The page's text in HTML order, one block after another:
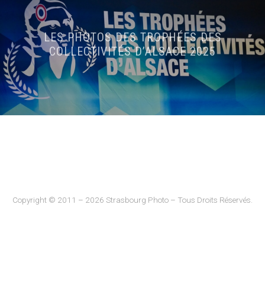
LES PHOTOS DES TROPHÉES DES
COLLECTIVITÉS D’ALSACE 2025
Copyright © 2011 – 2026 Strasbourg Photo – Tous Droits Réservés.